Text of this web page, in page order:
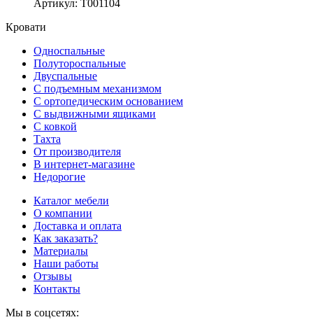
Артикул: Т001104
Кровати
Односпальные
Полутороспальные
Двуспальные
С подъемным механизмом
С ортопедическим основанием
С выдвижными ящиками
С ковкой
Тахта
От производителя
В интернет-магазине
Недорогие
Каталог мебели
О компании
Доставка и оплата
Как заказать?
Материалы
Наши работы
Отзывы
Контакты
Мы в соцсетях: